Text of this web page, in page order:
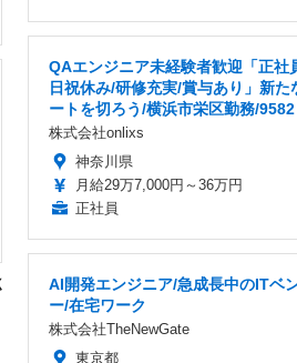
QAエンジニア未経験者歓迎「正社
日祝休み/研修充実/賞与あり」新た
ートを切ろう/横浜市栄区勤務/9582
株式会社onlixs
神奈川県
月給29万7,000円～36万円
正社員
AI開発エンジニア/急成長中のITベ
ー/在宅ワーク
株式会社TheNewGate
東京都